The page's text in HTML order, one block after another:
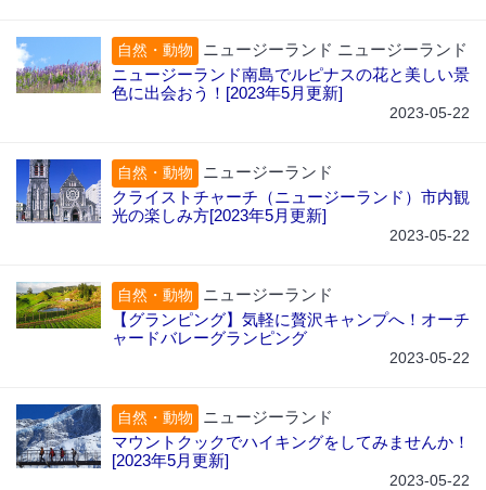
自然・動物
ニュージーランド ニュージーランド
ニュージーランド南島でルピナスの花と美しい景
色に出会おう！[2023年5月更新]
2023-05-22
自然・動物
ニュージーランド
クライストチャーチ（ニュージーランド）市内観
光の楽しみ方[2023年5月更新]
2023-05-22
自然・動物
ニュージーランド
【グランピング】気軽に贅沢キャンプへ！オーチ
ャードバレーグランピング
2023-05-22
自然・動物
ニュージーランド
マウントクックでハイキングをしてみませんか！
[2023年5月更新]
2023-05-22